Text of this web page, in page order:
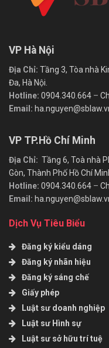
VP Hà Nội
Địa Chỉ: Tầng 3, Tòa nhà
Đa, Hà Nội.
Hotline: 0904.340.664 –
Email:
VP TP.Hồ Chí Minh
Địa Chỉ: Tầng 6, Toà nhà
Gòn, Thành Phố Hồ Chí
Hotline: 0904.340.664 –
Email:
Dịch Vụ Tiêu Biểu
Đăng ký kiểu dáng
Đăng ký nhãn hiệu
Đăng ký sáng chế
Giấy phép
Luật sư doanh nghiệp
Luật sư Hình sự
Luật sư sở hữu trí tuệ